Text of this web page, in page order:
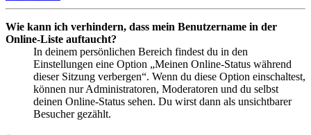
Wie kann ich verhindern, dass mein Benutzername in der
Online-Liste auftaucht?
In deinem persönlichen Bereich findest du in den
Einstellungen eine Option „Meinen Online-Status während
dieser Sitzung verbergen“. Wenn du diese Option einschaltest,
können nur Administratoren, Moderatoren und du selbst
deinen Online-Status sehen. Du wirst dann als unsichtbarer
Besucher gezählt.